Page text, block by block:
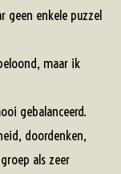
geen enkele puzzel
maar ik
gebalanceerd.
doordenken,
als zeer